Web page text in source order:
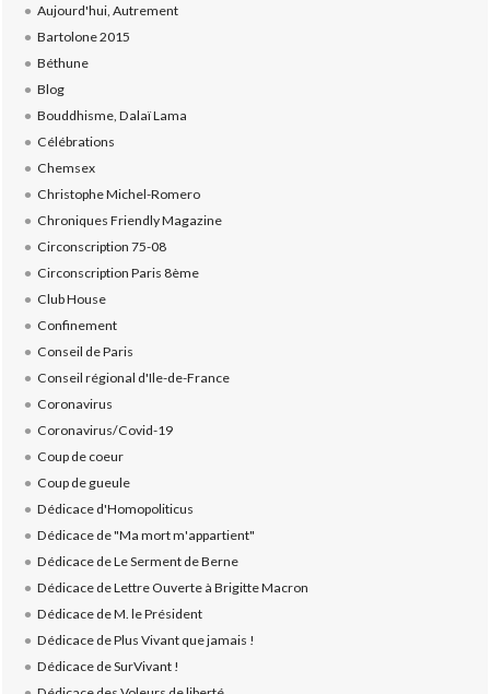
Aujourd'hui, Autrement
Bartolone 2015
Béthune
Blog
Bouddhisme, Dalaï Lama
Célébrations
Chemsex
Christophe Michel-Romero
Chroniques Friendly Magazine
Circonscription 75-08
Circonscription Paris 8ème
Club House
Confinement
Conseil de Paris
Conseil régional d'Ile-de-France
Coronavirus
Coronavirus/Covid-19
Coup de coeur
Coup de gueule
Dédicace d'Homopoliticus
Dédicace de "Ma mort m'appartient"
Dédicace de Le Serment de Berne
Dédicace de Lettre Ouverte à Brigitte Macron
Dédicace de M. le Président
Dédicace de Plus Vivant que jamais !
Dédicace de SurVivant !